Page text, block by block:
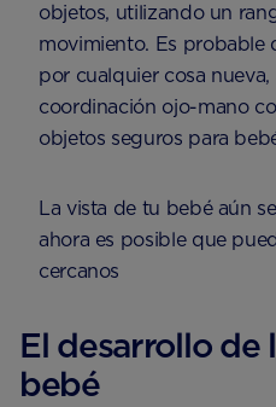
objetos, utilizando un
movimiento. Es probable
por cualquier cosa
coordinación ojo-mano
objetos seguros para
La vista de tu bebé aún
ahora es posible que
cercanos
El desarrollo de
bebé